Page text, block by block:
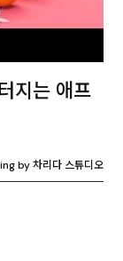
지는 애프
by 차리다 스튜디오